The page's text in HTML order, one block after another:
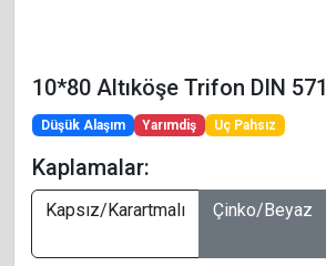
10*80 Altıköşe Trifon DIN 571
Düşük Alaşım Yarımdiş Uç Pahsız
Kaplamalar:
Kapsız/Karartmalı Çinko/Beyaz